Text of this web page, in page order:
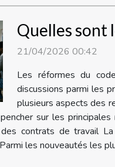
Quelles sont
21/04/2026 00:42
Les réformes du
discussions parmi les
plusieurs aspects des
sur les
contrats de travail
les nouveautés les